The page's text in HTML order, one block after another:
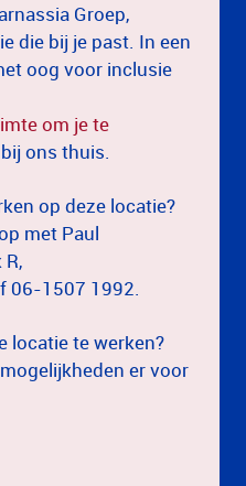
Groep,
die bij je past. In een
oog voor inclusie
om je te
ons thuis.
op deze locatie?
met Paul
06-1507 1992.
locatie te werken?
er voor